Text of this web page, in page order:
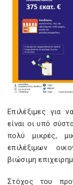
Επιλέξιμες για
είναι οι υπό
πολύ μικρές,
επιλέξιμων
βιώσιμη
Στόχος του